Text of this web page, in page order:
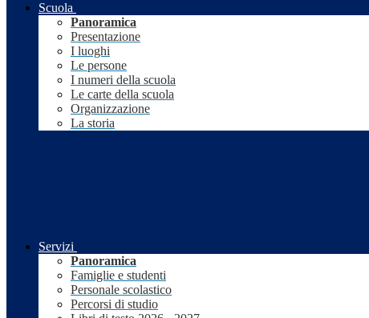
Scuola
Panoramica
Presentazione
I luoghi
Le persone
I numeri della scuola
Le carte della scuola
Organizzazione
La storia
Servizi
Panoramica
Famiglie e studenti
Personale scolastico
Percorsi di studio